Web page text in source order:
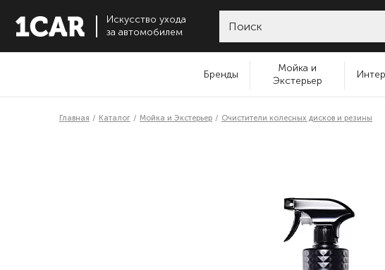
Искусство ухода
за автомобилем
Бренды
Мойка и
Экстерьер
Главная Каталог Мойка и Экстерьер Очистители колесных дисков и резины